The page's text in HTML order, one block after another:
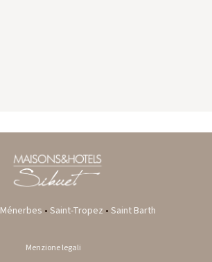
Ménerbes • Saint-Tropez • Saint Barth
Menzione legali